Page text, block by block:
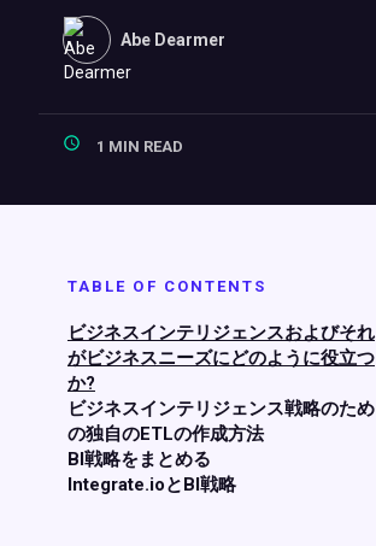
Abe Dearmer
1 MIN READ
TABLE OF CONTENTS
ビジネスインテリジェンスおよびそれ
がビジネスニーズにどのように役立つ
か?
ビジネスインテリジェンス戦略のため
の独自のETLの作成方法
BI戦略をまとめる
Integrate.ioとBI戦略